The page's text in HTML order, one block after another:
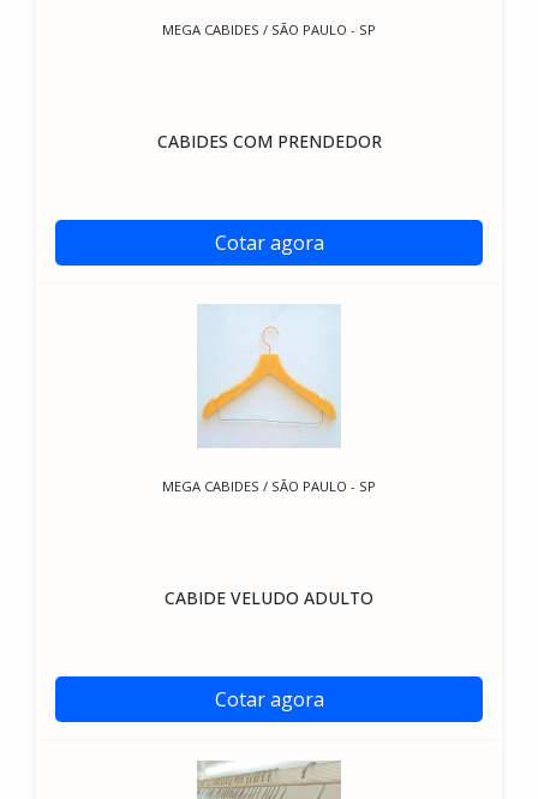
MEGA CABIDES / SÃO PAULO - SP
CABIDES COM PRENDEDOR
Cotar agora
MEGA CABIDES / SÃO PAULO - SP
CABIDE VELUDO ADULTO
Cotar agora